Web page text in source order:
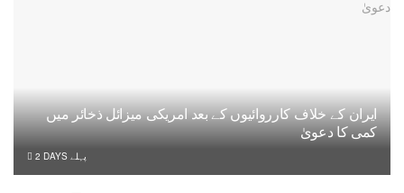
ایران کے خلاف کارروائیوں کے بعد امریکی میزائل ذخائر میں
کمی کا دعویٰ
2 DAYS پہلے